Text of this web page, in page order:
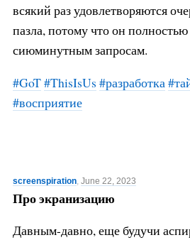
всякий раз удовлетворяются
пазла, потому что он полностью
сиюминутным запросам.
#GoT#ThisIsUs #разработка
#восприятие
screenspiration, June 22, 2023
Про экранизацию
Давным-давно, еще будучи